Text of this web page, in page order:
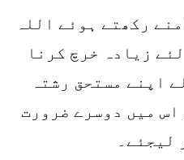
رکھتے ہوئے اللہ
زیادہ خرچ کرنا
اپنے مستحق رشتہ
میں دوسرے ضرورت
لیجئے۔